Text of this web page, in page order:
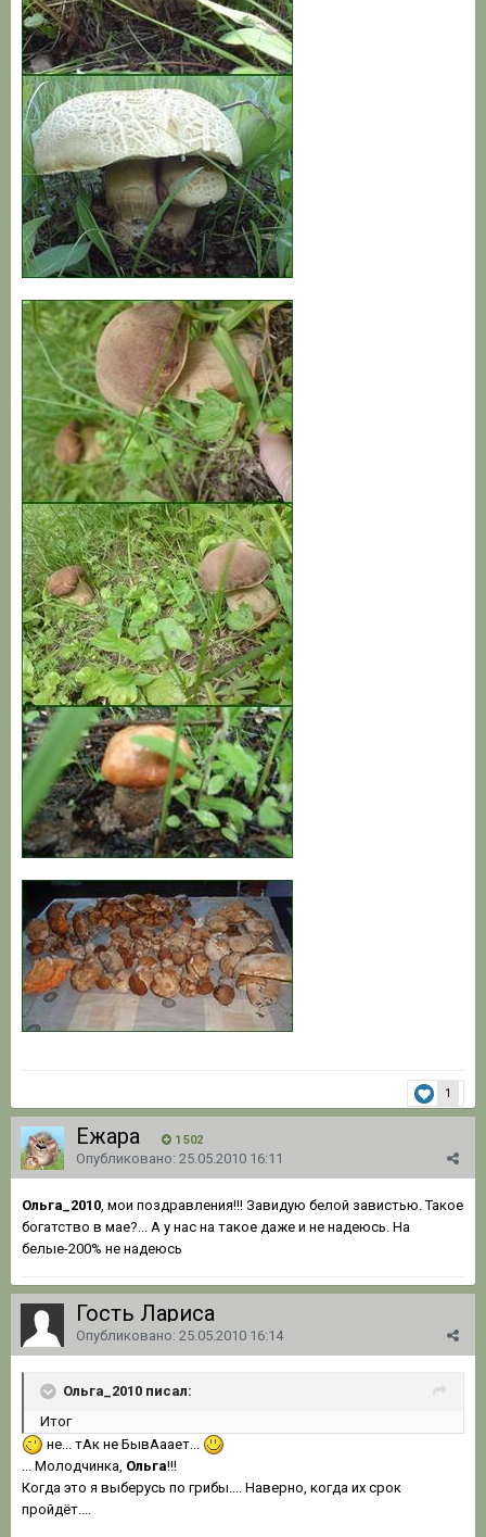
1
Ежара 1 502
Опубликовано: 25.05.2010 16:11
Ольга_2010 , мои поздравления!!! Завидую белой завистью. Такое
богатство в мае?... А у нас на такое даже и не надеюсь. На
белые-200% не надеюсь
Гость Лариса
Опубликовано: 25.05.2010 16:14
Ольга_2010 писал:
Итог
не... тАк не БывАаает...
... Молодчинка, Ольга!!!
Когда это я выберусь по грибы.... Наверно, когда их срок
пройдёт....